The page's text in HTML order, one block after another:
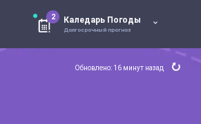
2 Каледарь Погоды
Долгосрочный прогноз
Обновлено: 16 минут назад